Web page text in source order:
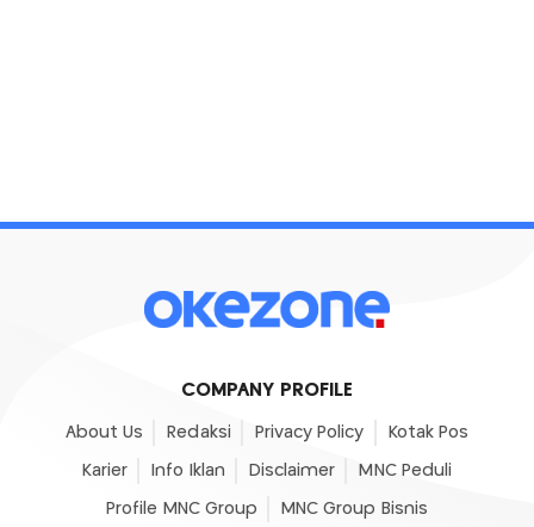
COMPANY PROFILE
About Us Redaksi Privacy Policy Kotak Pos
Karier Info Iklan Disclaimer MNC Peduli
Profile MNC Group MNC Group Bisnis